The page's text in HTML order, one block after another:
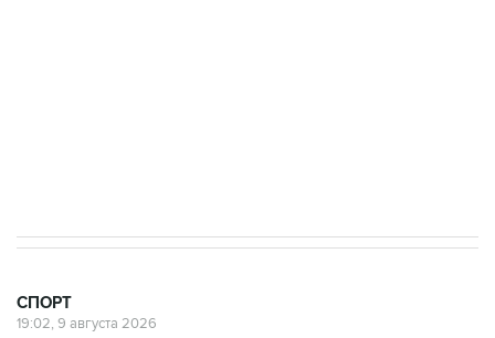
СПОРТ
19:02, 9 августа 2026